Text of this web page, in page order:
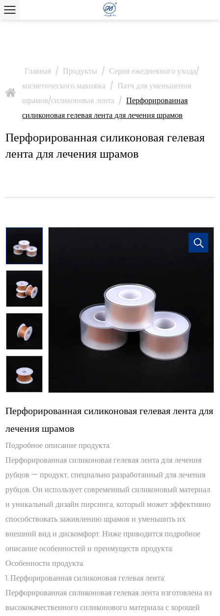
>
Главная / Продукты / Серия ежедневного ухода/
косметического макияжа / Патч для уменьшения
шрамов/силиконовая лента / Перфорированная
силиконовая гелевая лента для лечения шрамов
Перфорированная силиконовая гелевая
лента для лечения шрамов
Перфорированная силиконовая гелевая лента для
лечения шрамов
Подробное описание продукта:
Перфорированная силиконовая гелевая лента для лечения
рубцов — продукт, специально разработанный для лечения
рубцов. Он использует современный силиконовый материал
и уникальный дизайн пирсинга, который может эффективно
способствовать заживлению шрамов и уменьшить их
внешний вид и дискомфорт. Ниже приводится подробное
описание особенностей и преимуществ продукта:
Особенности продукта:
1. Перфорированная силиконовая гелевая лента:
Перфорированная силиконовая гелевая лента изготовлена ​​из
высококачественного силиконового материала с хорошей